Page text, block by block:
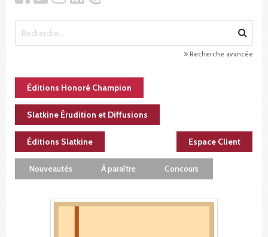
Recherche avancée
Éditions Honoré Champion
Slatkine Érudition et Diffusions
Éditions Slatkine Espace Client
Nouveautés À paraître Concours